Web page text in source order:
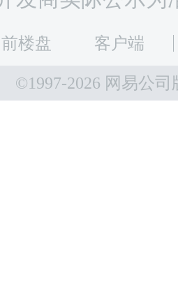
楼盘 客户端
©1997-2026 网易公